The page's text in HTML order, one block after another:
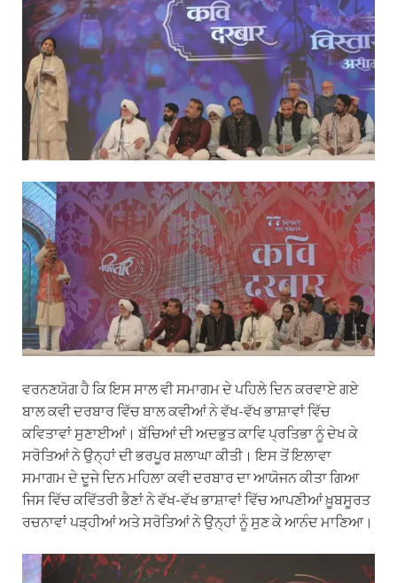
ਵਰਨਣਯੋਗ ਹੈ ਕਿ ਇਸ ਸਾਲ ਵੀ ਸਮਾਗਮ ਦੇ ਪਹਿਲੇ ਦਿਨ ਕਰਵਾਏ ਗਏ
ਬਾਲ ਕਵੀ ਦਰਬਾਰ ਵਿੱਚ ਬਾਲ ਕਵੀਆਂ ਨੇ ਵੱਖ-ਵੱਖ ਭਾਸ਼ਾਵਾਂ ਵਿੱਚ
ਕਵਿਤਾਵਾਂ ਸੁਣਾਈਆਂ। ਬੱਚਿਆਂ ਦੀ ਅਦਭੁਤ ਕਾਵਿ ਪ੍ਰਤਿਭਾ ਨੂੰ ਦੇਖ ਕੇ
ਸਰੋਤਿਆਂ ਨੇ ਉਨ੍ਹਾਂ ਦੀ ਭਰਪੂਰ ਸ਼ਲਾਘਾ ਕੀਤੀ। ਇਸ ਤੋਂ ਇਲਾਵਾ
ਸਮਾਗਮ ਦੇ ਦੂਜੇ ਦਿਨ ਮਹਿਲਾ ਕਵੀ ਦਰਬਾਰ ਦਾ ਆਯੋਜਨ ਕੀਤਾ ਗਿਆ
ਜਿਸ ਵਿੱਚ ਕਵਿੱਤਰੀ ਭੈਣਾਂ ਨੇ ਵੱਖ-ਵੱਖ ਭਾਸ਼ਾਵਾਂ ਵਿੱਚ ਆਪਣੀਆਂ ਖ਼ੂਬਸੂਰਤ
ਰਚਨਾਵਾਂ ਪੜ੍ਹੀਆਂ ਅਤੇ ਸਰੋਤਿਆਂ ਨੇ ਉਨ੍ਹਾਂ ਨੂੰ ਸੁਣ ਕੇ ਆਨੰਦ ਮਾਣਿਆ।